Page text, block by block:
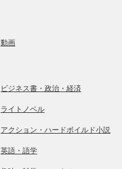
動画
ビジネス書・政治・経済
ライトノベル
アクション・ハードボイルド小説
英語・語学